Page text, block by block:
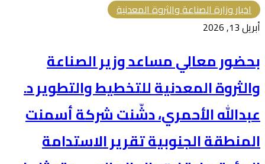
اخبار وزارة الصناعة والثروة المعدنية
أبريل 13, 2026
بحضور معالي مساعد وزير الصناعة
والثروة المعدنية للتخطيط والتطوير د.
عبدالله الأحمري، دشّنت شركة أسمنت
المنطقة الجنوبية تقرير الاستدامة